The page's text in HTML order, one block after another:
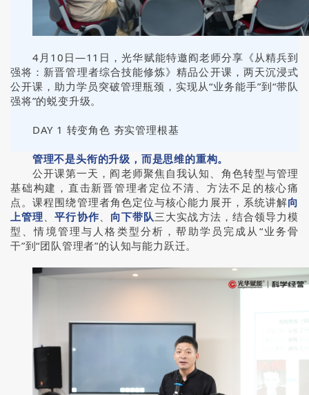
4月10日—11日，光华赋能特邀阎老师分享《从精兵到
强将：新晋管理者综合技能修炼》精品公开课，两天沉浸式
公开课，助力学员突破管理瓶颈，实现从“业务能手”到“带队
强将”的蜕变升级。
DAY 1 转变角色 夯实管理根基
管理不是头衔的升级，而是思维的重构。
公开课第一天，阎老师聚焦自我认知、角色转型与管理
基础构建，直击新晋管理者定位不清、方法不足的核心痛
点。课程围绕管理者角色定位与核心能力展开，系统讲解向
上管理、平行协作、 向下带队三大实战方法，结合领导力模
型、情境管理与人格类型分析，帮助学员完成从“业务骨
干”到“团队管理者”的认知与能力跃迁。